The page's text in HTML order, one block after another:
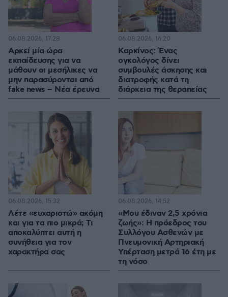
Αρκεί μία ώρα
εκπαίδευσης για να
μάθουν οι μεσήλικες να
μην παρασύρονται από
fake news – Νέα έρευνα
06.08.2026, 17:28
Καρκίνος: Ένας
ογκολόγος δίνει
συμβουλές άσκησης και
διατροφής κατά τη
διάρκεια της θεραπείας
06.08.2026, 16:20
Λέτε «ευχαριστώ» ακόμη
και για τα πιο μικρά; Τι
αποκαλύπτει αυτή η
συνήθεια για τον
χαρακτήρα σας
06.08.2026, 15:32
«Μου έδιναν 2,5 χρόνια
ζωής»: Η πρόεδρος του
Συλλόγου Ασθενών με
Πνευμονική Αρτηριακή
Υπέρταση μετρά 16 έτη με
τη νόσο
06.08.2026, 14:52